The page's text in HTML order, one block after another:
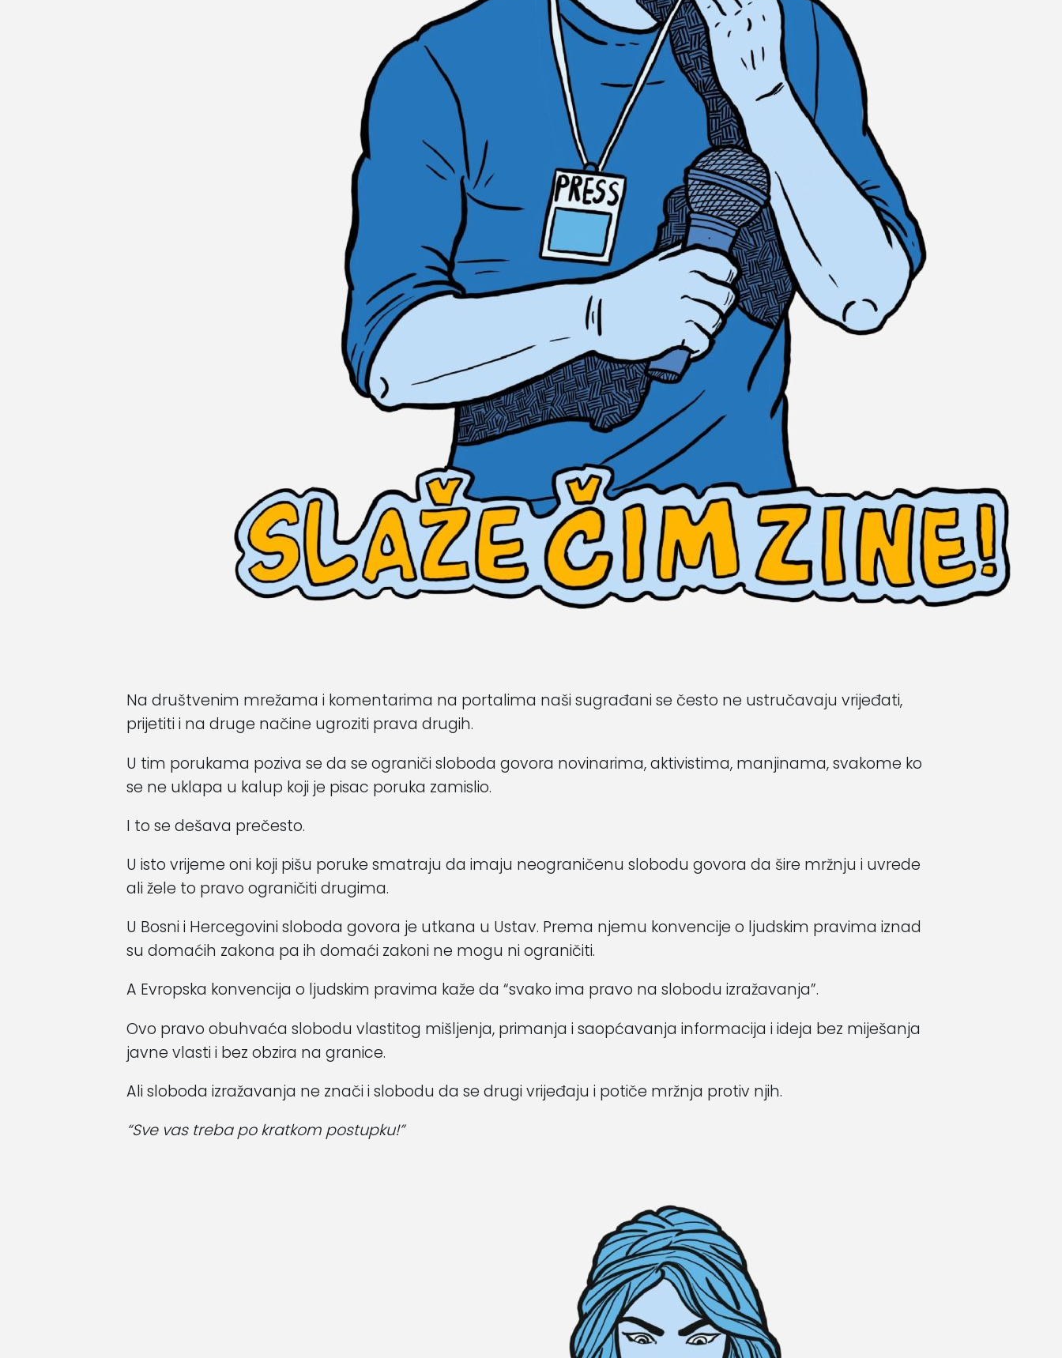
Na društvenim mrežama i komentarima na portalima naši sugrađani se često ne ustručavaju vrijeđati,
prijetiti i na druge načine ugroziti prava drugih.
U tim porukama poziva se da se ograniči sloboda govora novinarima, aktivistima, manjinama, svakome ko
se ne uklapa u kalup koji je pisac poruka zamislio.
I to se dešava prečesto.
U isto vrijeme oni koji pišu poruke smatraju da imaju neograničenu slobodu govora da šire mržnju i uvrede
ali žele to pravo ograničiti drugima.
U Bosni i Hercegovini sloboda govora je utkana u Ustav. Prema njemu konvencije o ljudskim pravima iznad
su domaćih zakona pa ih domaći zakoni ne mogu ni ograničiti.
A Evropska konvencija o ljudskim pravima kaže da “svako ima pravo na slobodu izražavanja”.
Ovo pravo obuhvaća slobodu vlastitog mišljenja, primanja i saopćavanja informacija i ideja bez miješanja
javne vlasti i bez obzira na granice.
Ali sloboda izražavanja ne znači i slobodu da se drugi vrijeđaju i potiče mržnja protiv njih.
“Sve vas treba po kratkom postupku!”